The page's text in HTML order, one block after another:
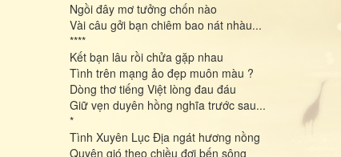
Ngồi đây mơ tưởng chốn nào
Vài câu gởi bạn chiêm bao nát nhàu...
****
Kết bạn lâu rồi chửa gặp nhau
Tình trên mạng ảo đẹp muôn màu ?
Dòng thơ tiếng Việt lòng đau đáu
Giữ vẹn duyên hồng nghĩa trước sau...
*
Tình Xuyên Lục Địa ngát hương nồng
Quyện gió theo chiều đợi bến sông